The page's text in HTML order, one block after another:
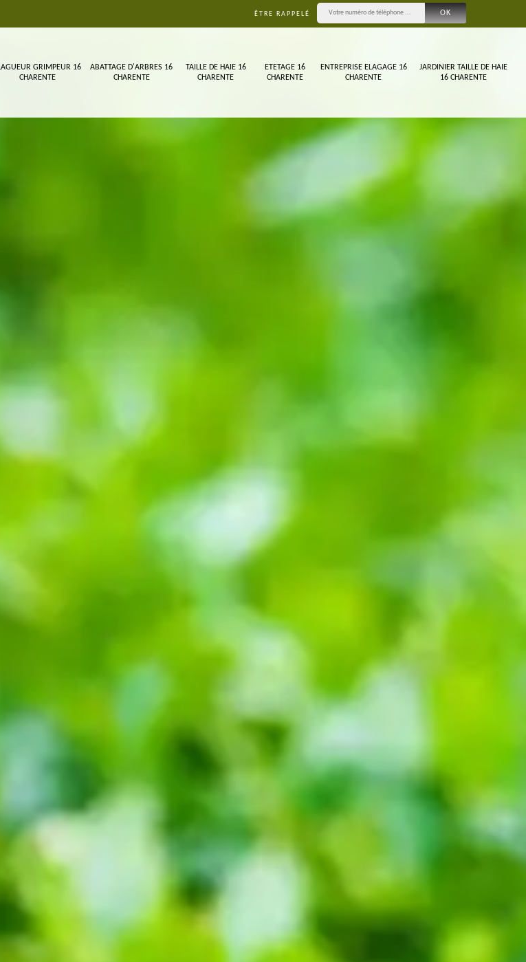
ÊTRE RAPPELÉ
GRIMPEUR 16
CHARENTE
ABATTAGE D'ARBRES 16
CHARENTE
TAILLE DE HAIE 16
CHARENTE
ETETAGE 16
CHARENTE
ENTREPRISE ELAGAGE 16
CHARENTE
JARDINIER TAILLE DE HAIE
16 CHARENTE